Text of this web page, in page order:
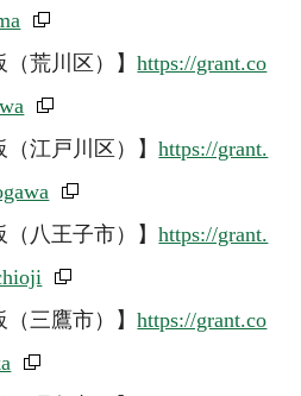
（荒川区）】https://grant.co
（江戸川区）】https://grant.
（八王子市）】https://grant.
（三鷹市）】https://grant.co